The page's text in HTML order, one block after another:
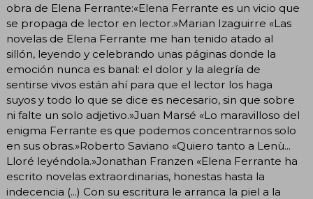
obra de Elena Ferrante:«Elena Ferrante es un vicio que
se propaga de lector en lector.»Marian Izaguirre «Las
novelas de Elena Ferrante me han tenido atado al
sillón, leyendo y celebrando unas páginas donde la
emoción nunca es banal: el dolor y la alegría de
sentirse vivos están ahí para que el lector los haga
suyos y todo lo que se dice es necesario, sin que sobre
ni falte un solo adjetivo.»Juan Marsé «Lo maravilloso del
enigma Ferrante es que podemos concentrarnos solo
en sus obras.»Roberto Saviano «Quiero tanto a Lenù...
Lloré leyéndola.»Jonathan Franzen «Elena Ferrante ha
escrito novelas extraordinarias, honestas hasta la
indecencia (...) Con su escritura le arranca la piel a la